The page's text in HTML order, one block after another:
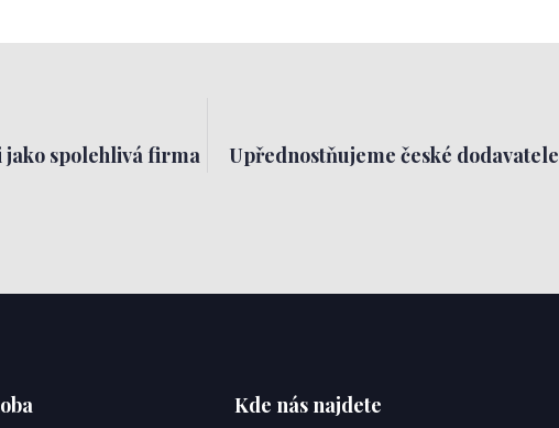
jako spolehlivá firma Upřednostňujeme české dodavatele
Kde nás najdete